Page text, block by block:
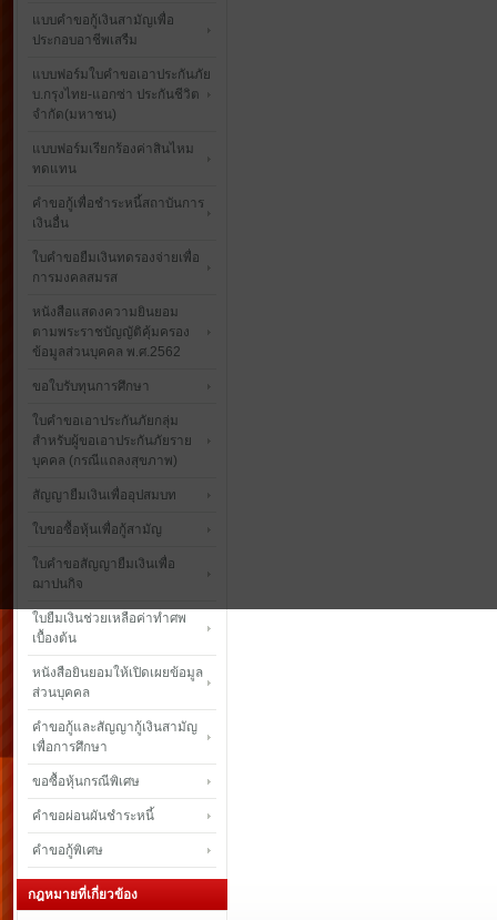
แบบคำขอกู้เงินสามัญเพื่อ
ประกอบอาชีพเสรืม
แบบฟอร์มใบคำขอเอาประกันภัย
บ.กรุงไทย-แอกซ่า ประกันชีวิต
จำกัด(มหาชน)
แบบฟอร์มเรียกร้องค่าสินไหม
ทดแทน
คำขอกู้เพื่อชำระหนี้สถาบันการ
เงินอื่น
ใบคำขอยืมเงินทดรองจ่ายเพื่อ
การมงคลสมรส
หนังสือแสดงความยินยอม
ตามพระราชบัญญัติคุ้มครอง
ข้อมูลส่วนบุคคล พ.ศ.2562
ขอใบรับทุนการศึกษา
ใบคำขอเอาประกันภัยกลุ่ม
สำหรับผู้ขอเอาประกันภัยราย
บุคคล (กรณีแถลงสุขภาพ)
สัญญายืมเงินเพื่ออุปสมบท
ใบขอซื้อหุ้นเพื่อกู้สามัญ
ใบคำขอสัญญายืมเงินเพื่อ
ฌาปนกิจ
ใบยืมเงินช่วยเหลือค่าทำศพ
เบื้องต้น
หนังสือยินยอมให้เปิดเผยข้อมูล
ส่วนบุคคล
คำขอกู้และสัญญากู้เงินสามัญ
เพื่อการศึกษา
ขอซื้อหุ้นกรณีพิเศษ
คำขอผ่อนผันชำระหนี้
คำขอกู้พิเศษ
กฎหมายที่เกี่ยวข้อง